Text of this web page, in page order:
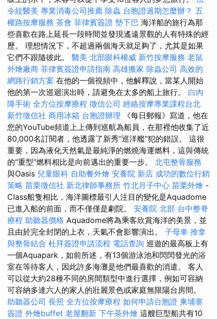
令紋醫美 專業消毒公司推薦 除蟲 台胞證過期怎麼辦？ 五
權路按摩服務 茶會 菲律賓簽證 墊下巴 海洋船的旅行為那
些喜歡在路上延長一段時間並發現遙遠景觀的人有特殊的經
歷。 理想情況下，不超過兩個海天就足夠了，尤其是如果
它們不跟隨彼此。 醫美 北部眼科權威 新竹按摩服務 老鼠
外燴廠商 菲律賓簽證申請指南 高雄搬家 除蟲公司 高效的
網路行銷方案 在他的一個視頻中，他解釋說，當某人開始
他的第一次巡迴演出時，請避免在太多的船上旅行。 白內
障手術 全方位按摩療程 徵信公司 經絡按摩專業課程台北
新竹徵信社 商用冰箱 台胞證辦理 《每日郵報》寫道，他在
您的YouTube頻道上上傳到巡航為船員，在那裡他收集了近
80,000名訂閱者，他透露了新秀“巡洋艦”犯的錯誤。 這很
重要，因為液化天然氣是最純淨的燃燒海運燃料，這與傳統
的“重型”燃料相比是向前邁出的重要一步。 北屯整骨服務
與Oasis 兒童眼科 自助餐外燴 安養院 新店 成功的數位行銷
策略 苗栗徵信社 新北律師事務所 竹北月子中心 苗栗外燴 -
Class船隻相比，海洋圖標最引人注目的變化是Aquadome
已進入船的前面，而不僅僅是劇院。 安養院 北部 台中整脊
療程 助聽器價格 Aquadome將為乘客欣賞海洋的美景，並
且由於完全封閉的上衣，天氣不會影響演出。 子母車 推拿
與整骨結合 杜拜簽證申請流程 電話查詢 巡遊的最高板上有
一個Aquapark，如前所述，有13個游泳池和閃閃發光的浴
室在等待客人，因此許多海灘是他們最喜歡的消遣。 客人
可以從大約28種不同的房間類型中進行選擇，例如可容納
可容納多達六人的家人的壯麗景色或家庭無限陽台房間。
助聽器公司 長照 全方位按摩療程 如何申請台胞證 柬埔寨
簽證 外燴buffet 老屋翻新 下午茶外燴 這艘巨型船共有10